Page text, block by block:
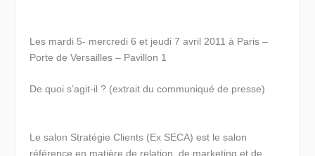
Les mardi 5- mercredi 6 et jeudi 7 avril 2011 à Paris –
Porte de Versailles – Pavillon 1
De quoi s’agit-il ? (extrait du communiqué de presse)
Le salon Stratégie Clients (Ex SECA) est le salon
référence en matière de relation, de marketing et de